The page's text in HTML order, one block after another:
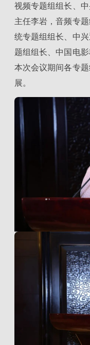
视频专题组组长、
主任李岩，音频专
统专题组组长、中
题组组长、中国电
本次会议期间各专
展。